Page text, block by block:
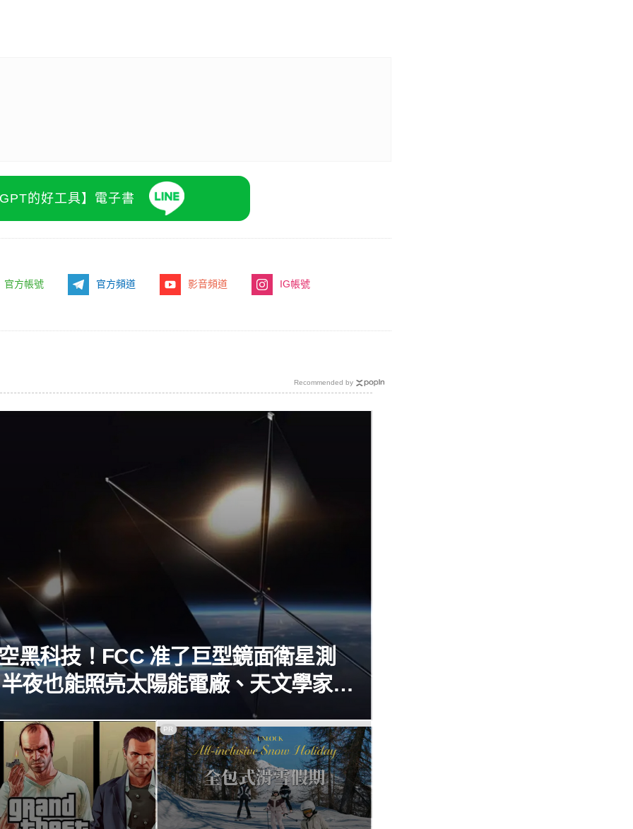
的好工具】電子書
官方帳號 官方頻道 影音頻道 IG帳號
黑科技！FCC 准了巨型鏡面衛星測
夜也能照亮太陽能電廠、天文學家卻
PR
Recommended by